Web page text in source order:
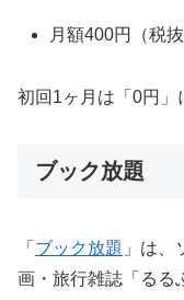
月額400円（税抜
初回1ヶ月は「0円」
ブック放題
「 ブック放題 」は
画・旅行雑誌「るる